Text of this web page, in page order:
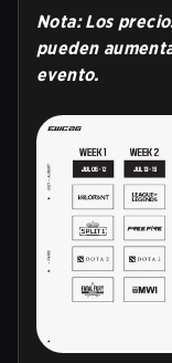
Nota: Los
pueden
evento.